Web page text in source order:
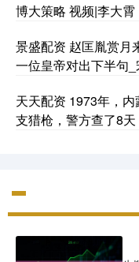
博大策略 视频|李大
景盛配资 赵匡胤赏月
一位皇帝对出下半句
天天配资 1973年，
支猎枪，警方查了8天